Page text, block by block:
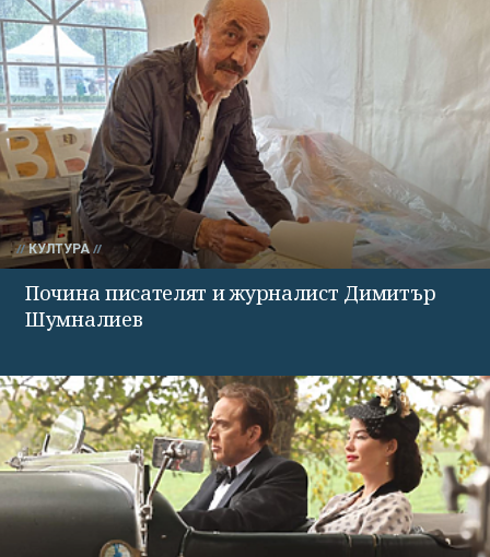
КУЛТУРА
Почина писателят и журналист Димитър
Шумналиев